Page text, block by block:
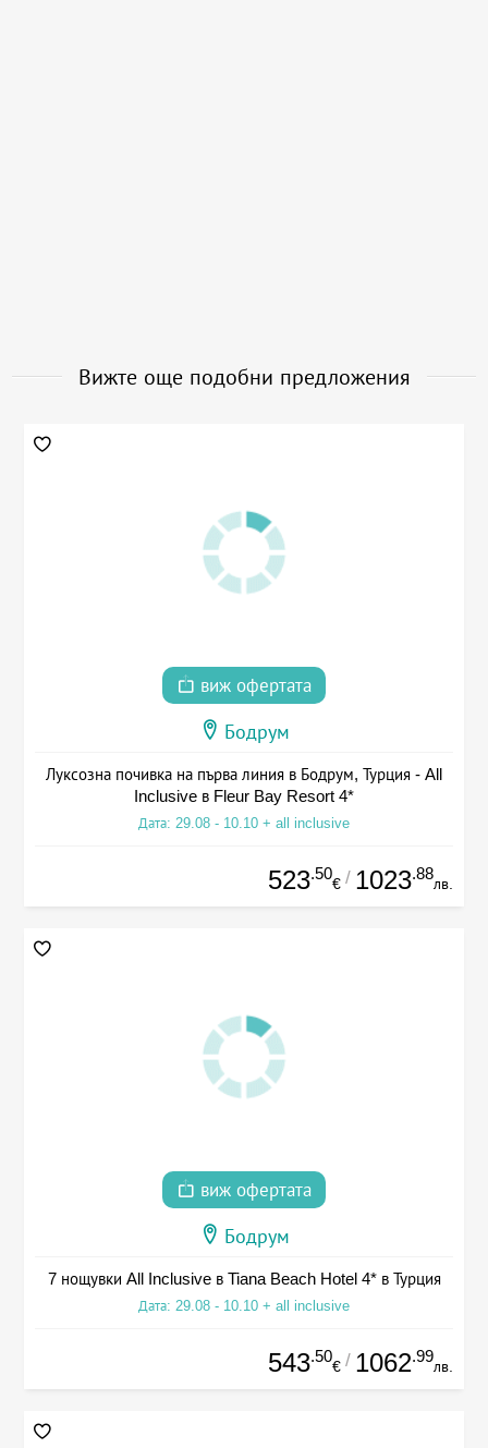
Вижте още подобни предложения
виж офертата
Бодрум
Луксозна почивка на първа линия в Бодрум, Турция - All
Inclusive в Fleur Bay Resort 4*
Дата: 29.08 - 10.10 + all inclusive
523.50
€ / 1023.88
лв.
виж офертата
Бодрум
7 нощувки All Inclusive в Tiana Beach Hotel 4* в Турция
Дата: 29.08 - 10.10 + all inclusive
543.50
€ / 1062.99
лв.